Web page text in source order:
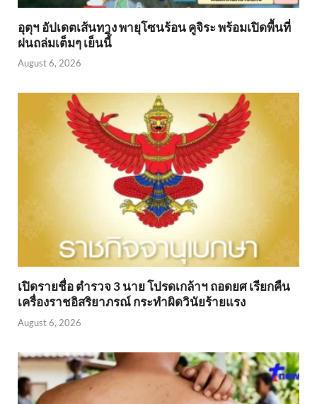
อุตุฯ อัปเดตเส้นทาง พายุโซนร้อน คูจิระ พร้อมเปิดพื้นที่
ฝนถล่มเต็มๆ เย็นนี้ิ
August 6, 2026
เปิดรายชื่อ ตำรวจ 3 นาย โปรดเกล้าฯ ถอดยศ เรียกคืน
เครื่องราชอิสริยาภรณ์ กระทำผิดวินัยร้ายแรง
August 6, 2026